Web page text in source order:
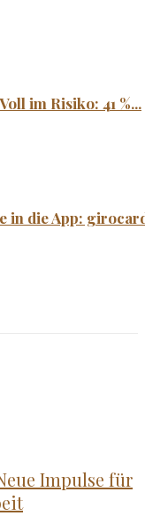
im Risiko: 41 %...
in die App:
Impulse für